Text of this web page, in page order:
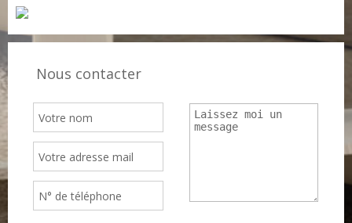
Nous contacter